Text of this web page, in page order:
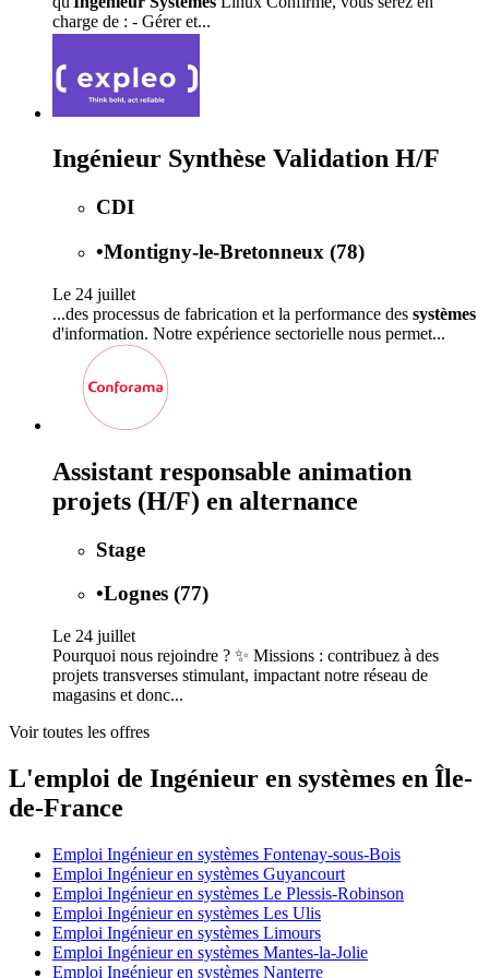
charge de : - Gérer et...
Ingénieur Synthèse Validation H/F
CDI
•Montigny-le-Bretonneux (78)
Le 24 juillet
...des processus de fabrication et la performance des systèmes
d'information. Notre expérience sectorielle nous permet...
Assistant responsable animation
projets (H/F) en alternance
Stage
•Lognes (77)
Le 24 juillet
Pourquoi nous rejoindre ? ✨ Missions : contribuez à des
projets transverses stimulant, impactant notre réseau de
magasins et donc...
Voir toutes les offres
L'emploi de Ingénieur en systèmes en Île-
de-France
Emploi Ingénieur en systèmes Fontenay-sous-Bois
Emploi Ingénieur en systèmes Guyancourt
Emploi Ingénieur en systèmes Le Plessis-Robinson
Emploi Ingénieur en systèmes Les Ulis
Emploi Ingénieur en systèmes Limours
Emploi Ingénieur en systèmes Mantes-la-Jolie
Emploi Ingénieur en systèmes Nanterre